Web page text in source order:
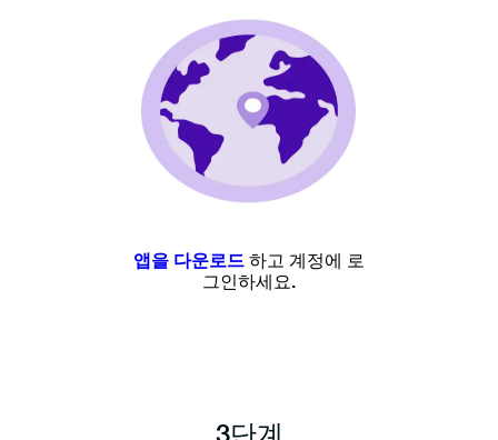
앱을 다운로드 하고 계정에 로
그인하세요.
3단계